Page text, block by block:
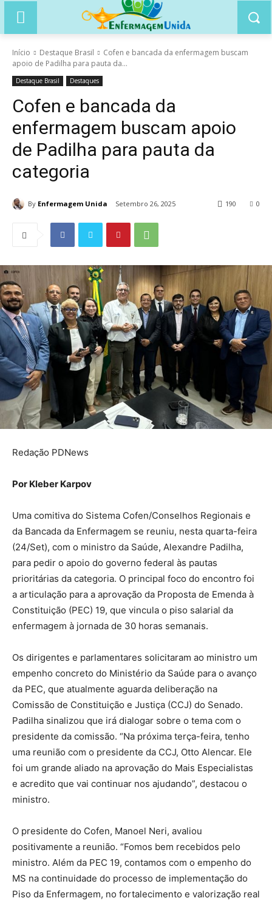
Início Destaque Brasil
Cofen e bancada da enfermagem buscam
apoio de Padilha para pauta da...
Destaque Brasil Destaques
Cofen e bancada da
enfermagem buscam apoio
de Padilha para pauta da
categoria
By Enfermagem Unida Setembro 26, 2025 0
190
Redação PDNews
Por Kleber Karpov
Uma comitiva do Sistema Cofen/Conselhos Regionais e
da Bancada da Enfermagem se reuniu, nesta quarta-feira
(24/Set), com o ministro da Saúde, Alexandre Padilha,
para pedir o apoio do governo federal às pautas
prioritárias da categoria. O principal foco do encontro foi
a articulação para a aprovação da Proposta de Emenda à
Constituição (PEC) 19, que vincula o piso salarial da
enfermagem à jornada de 30 horas semanais.
Os dirigentes e parlamentares solicitaram ao ministro um
empenho concreto do Ministério da Saúde para o avanço
da PEC, que atualmente aguarda deliberação na
Comissão de Constituição e Justiça (CCJ) do Senado.
Padilha sinalizou que irá dialogar sobre o tema com o
presidente da comissão. “Na próxima terça-feira, tenho
uma reunião com o presidente da CCJ, Otto Alencar. Ele
foi um grande aliado na aprovação do Mais Especialistas
e acredito que vai continuar nos ajudando”, destacou o
ministro.
O presidente do Cofen, Manoel Neri, avaliou
positivamente a reunião. “Fomos bem recebidos pelo
ministro. Além da PEC 19, contamos com o empenho do
MS na continuidade do processo de implementação do
Piso da Enfermagem, no fortalecimento e valorização real